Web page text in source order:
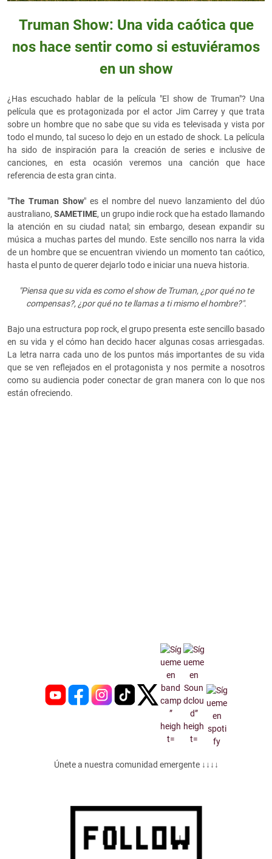
Truman Show: Una vida caótica que
nos hace sentir como si estuviéramos
en un show
¿Has escuchado hablar de la película "El show de Truman"? Una
película que es protagonizada por el actor Jim Carrey y que trata
sobre un hombre que no sabe que su vida es televisada y vista por
todo el mundo, tal suceso lo dejo en un estado de shock. La película
ha sido de inspiración para la creación de series e inclusive de
canciones, en esta ocasión veremos una canción que hace
referencia de esta gran cinta.
"The Truman Show" es el nombre del nuevo lanzamiento del dúo
australiano, SAMETIME, un grupo indie rock que ha estado llamando
la atención en su ciudad natal; sin embargo, desean expandir su
música a muchas partes del mundo. Este sencillo nos narra la vida
de un hombre que se encuentran viviendo un momento tan caótico,
hasta el punto de querer dejarlo todo e iniciar una nueva historia.
"Piensa que su vida es como el show de Truman, ¿por qué no te
compensas?, ¿por qué no te llamas a ti mismo el hombre?".
Bajo una estructura pop rock, el grupo presenta este sencillo basado
en su vida y el cómo han decido hacer algunas cosas arriesgadas.
La letra narra cada uno de los puntos más importantes de su vida
que se ven reflejados en el protagonista y nos permite a nosotros
como su audiencia poder conectar de gran manera con lo que nos
están ofreciendo.
Únete a nuestra comunidad emergente ↓↓↓↓